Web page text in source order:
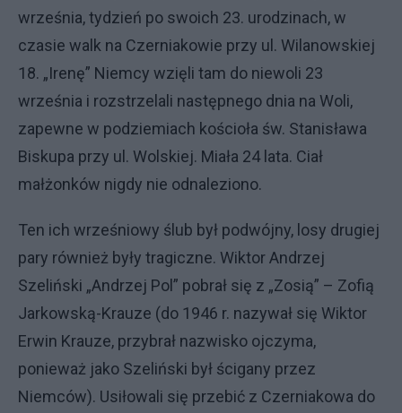
września, tydzień po swoich 23. urodzinach, w
czasie walk na Czerniakowie przy ul. Wilanowskiej
18. „Irenę” Niemcy wzięli tam do niewoli 23
września i rozstrzelali następnego dnia na Woli,
zapewne w podziemiach kościoła św. Stanisława
Biskupa przy ul. Wolskiej. Miała 24 lata. Ciał
małżonków nigdy nie odnaleziono.
Ten ich wrześniowy ślub był podwójny, losy drugiej
pary również były tragiczne. Wiktor Andrzej
Szeliński „Andrzej Pol” pobrał się z „Zosią” – Zofią
Jarkowską-Krauze (do 1946 r. nazywał się Wiktor
Erwin Krauze, przybrał nazwisko ojczyma,
ponieważ jako Szeliński był ścigany przez
Niemców). Usiłowali się przebić z Czerniakowa do